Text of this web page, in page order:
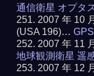
通信衛星 オプタ
2007 年 10
(USA 196)…
2007 年 11
地球観測衛星 遥
2007 年 12